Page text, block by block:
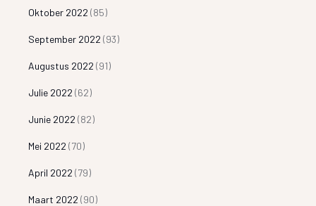
Oktober 2022 (85)
September 2022 (93)
Augustus 2022 (91)
Julie 2022 (62)
Junie 2022 (82)
Mei 2022 (70)
April 2022 (79)
Maart 2022 (90)